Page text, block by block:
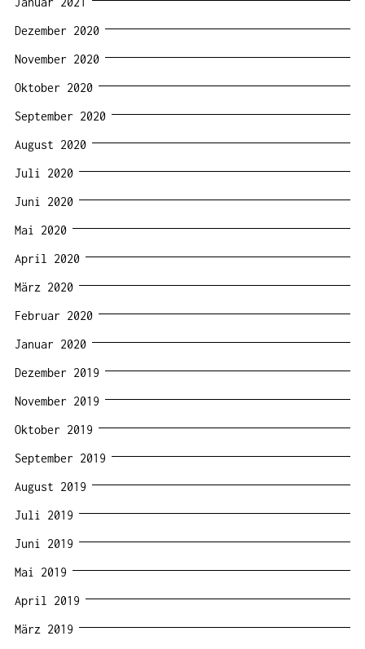
Dezember 2020
November 2020
Oktober 2020
September 2020
August 2020
Juli 2020
Juni 2020
Mai 2020
April 2020
März 2020
Februar 2020
Januar 2020
Dezember 2019
November 2019
Oktober 2019
September 2019
August 2019
Juli 2019
Juni 2019
Mai 2019
April 2019
März 2019